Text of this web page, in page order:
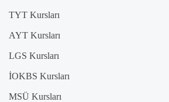
TYT Kursları
AYT Kursları
LGS Kursları
İOKBS Kursları
MSÜ Kursları